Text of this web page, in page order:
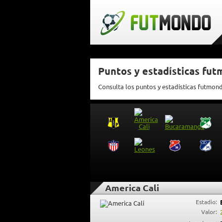
Puntos y estadísticas
Consulta los puntos y estadísticas
America Cali
Estadio:
Valor: